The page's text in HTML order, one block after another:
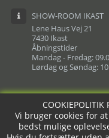
COOKIEPOLITIK
Vi bruger cookies for
bedst mulige
SHOW-ROOM IKAST
Lene Haus Vej 21
7430 Ikast
Åbningstider
Mandag - Fredag:
Lørdag og Søndag:
COOKIEPOLITIK
Vi bruger cookies for
bedst mulige
Copyright © Vægsenge.dk powered